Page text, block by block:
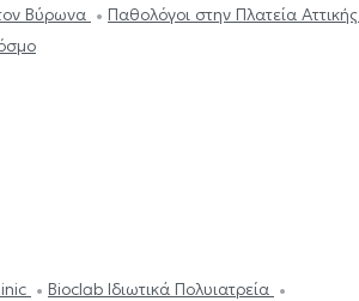
Βύρωνα
Παθολόγοι στην Πλατεία Αττικής
Bioclab Ιδιωτικά Πολυιατρεία